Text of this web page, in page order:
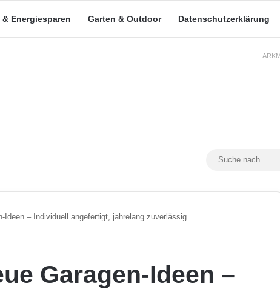
& Energiesparen Garten & Outdoor Datenschutzerklärung
MastodonSkin umschalten
Ideen – Individuell angefertigt, jahrelang zuverlässig
Garagen-Ideen –